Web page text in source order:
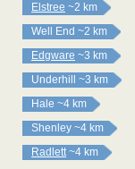
Elstree ~2 km
Well End ~2 km
Edgware ~3 km
Underhill
~3 km
Hale ~4 km
Shenley ~4 km
Radlett ~4 km